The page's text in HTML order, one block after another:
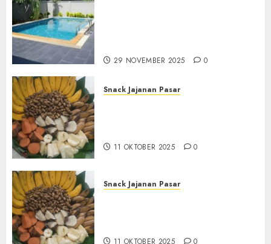
29 NOVEMBER 2025 0
Snack Jajanan Pasar
11 OKTOBER 2025 0
Snack Jajanan Pasar
11 OKTOBER 2025 0